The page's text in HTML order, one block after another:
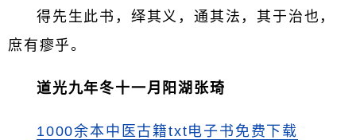
得先生此书，绎其义，通其法，其于治也，
庶有瘳乎。
道光九年冬十一月阳湖张琦
1000余本中医古籍txt电子书免费下载